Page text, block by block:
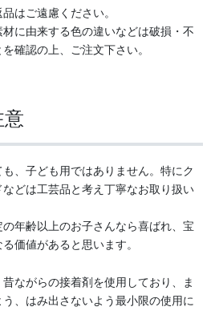
はご遠慮ください。
に由来する色の違いなどは破損・不
確認の上、ご注文下さい。
、子ども用ではありません。特にク
などは工芸品と考え丁寧なお取り扱い
年齢以上のお子さんなら喜ばれ、宝
価値があると思います。
ながらの接着剤を使用しており、ま
、はみ出さないよう最小限の使用に